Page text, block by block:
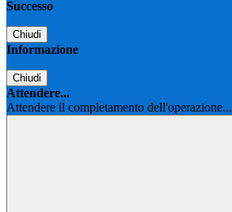
Successo
Chiudi
Informazione
Chiudi
Attendere...
Attendere il completamento dell'operazione...